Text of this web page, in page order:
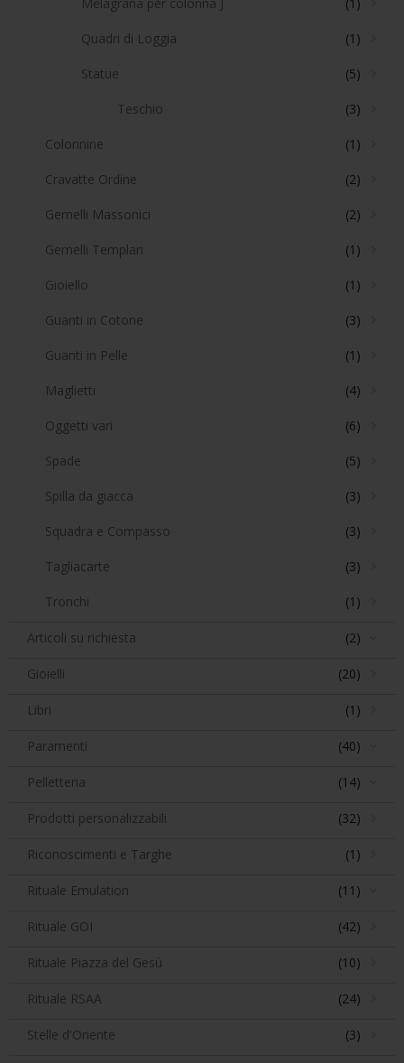
Quadri di Loggia (1)
Statue (5)
Teschio (3)
Colonnine (1)
Cravatte Ordine (2)
Gemelli Massonici (2)
Gemelli Templari (1)
Gioiello (1)
Guanti in Cotone (3)
Guanti in Pelle (1)
Maglietti (4)
Oggetti vari (6)
Spade (5)
Spilla da giacca (3)
Squadra e Compasso (3)
Tagliacarte (3)
Tronchi (1)
Articoli su richiesta (2)
Gioielli (20)
Libri (1)
Paramenti (40)
Pelletteria (14)
Prodotti personalizzabili (32)
Riconoscimenti e Targhe (1)
Rituale Emulation (11)
Rituale GOI (42)
Rituale Piazza del Gesù (10)
Rituale RSAA (24)
Stelle d'Oriente (3)